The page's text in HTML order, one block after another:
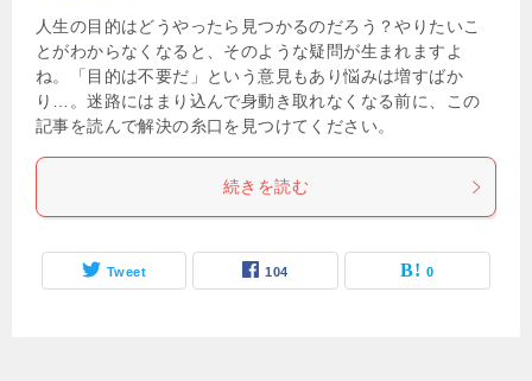
人生の目的はどうやったら見つかるのだろう？やりたいこ
とがわからなくなると、そのような疑問が生まれますよ
ね。「目的は不要だ」という意見もあり悩みは増すばか
り…。迷路にはまり込んで身動き取れなくなる前に、この
記事を読んで解決の糸口を見つけてください。
続きを読む
Tweet 104 0